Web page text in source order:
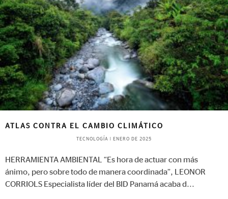
ATLAS CONTRA EL CAMBIO CLIMÁTICO
TECNOLOGÍA ENERO DE 2025
HERRAMIENTA AMBIENTAL “Es hora de actuar con más
ánimo, pero sobre todo de manera coordinada”, LEONOR
CORRIOLS Especialista líder del BID Panamá acaba d...